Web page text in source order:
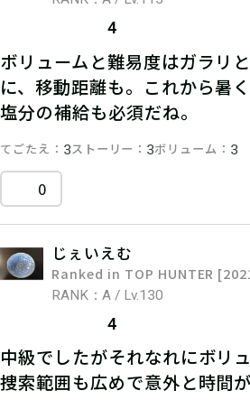
4
ボリュームと難易度はガラリ
に、移動距離も。これから暑
塩分の補給も必須だね。
てごたえ 3ストーリー 3ボリューム 3
0
じぇいえむ
Ranked in TOP HUNTER
RANK：A / Lv.130
4
中級でしたがそれなれにボリ
捜索範囲も広めで意外と時間